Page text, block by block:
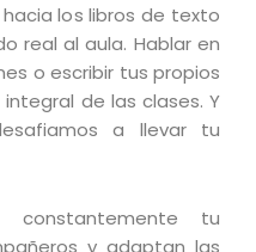
los libros de texto
real al aula. Hablar en
o escribir tus propios
de las clases. Y
a llevar tu
constantemente tu
y adaptan las